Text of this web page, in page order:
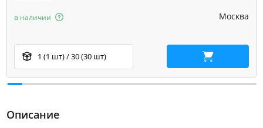
Москва
в наличии
1 (1 шт) / 30 (30 шт) В корзину
Описание